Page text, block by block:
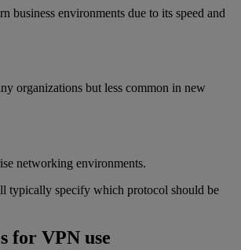
business environments due to its speed and
organizations but less common in new
networking environments.
typically specify which protocol should be
for VPN use